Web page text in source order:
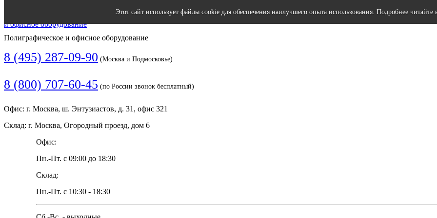
Полиграфическое и офисное оборудование
8 (495) 287-09-90 (Москва и Подмосковье)
8 (800) 707-60-45 (по России звонок бесплатный)
Офис: г. Москва, ш. Энтузиастов, д. 31, офис 321
Склад: г. Москва, Огородный проезд, дом 6
Офис:
Пн.-Пт. с 09:00 до 18:30
Склад:
Пн.-Пт. с 10:30 - 18:30
Этот сайт использует файлы cookie для обеспечения наилучшего опыта использования. Подробнее читайте